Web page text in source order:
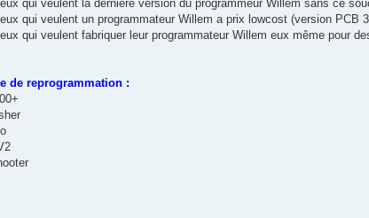
qui veulent la dernière version du programmeur Willem sans ce
qui veulent un programmateur Willem a prix lowcost (version PCB
qui veulent fabriquer leur programmateur Willem eux même pour
de reprogrammation :